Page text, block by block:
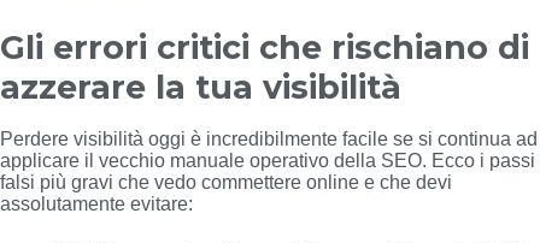
Gli errori critici che rischiano di
azzerare la tua visibilità
Perdere visibilità oggi è incredibilmente facile se si continua ad
applicare il vecchio manuale operativo della SEO. Ecco i passi
falsi più gravi che vedo commettere online e che devi
assolutamente evitare: